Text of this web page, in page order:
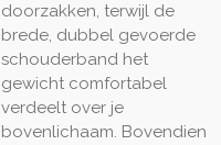
doorzakken, terwijl de
brede, dubbel gevoerde
schouderband het
gewicht comfortabel
verdeelt over je
bovenlichaam. Bovendien